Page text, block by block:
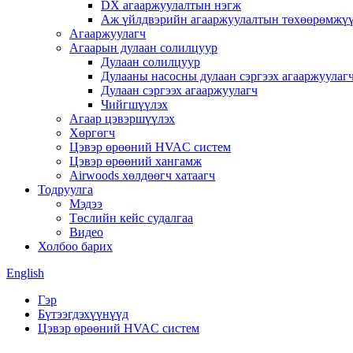
DX агааржуулалтын нэгж
Аж үйлдвэрийн агааржуулалтын
Агааржуулагч
Агаарын дулаан солилцуур
Дулаан солилцуур
Дулааны насосны дулаан сэргээх
Дулаан сэргээх агааржуулагч
Чийгшүүлэх
Агаар цэвэршүүлэх
Хөргөгч
Цэвэр өрөөний HVAC систем
Цэвэр өрөөний хангамж
Airwoods хөлдөөгч хатаагч
Тодруулга
Мэдээ
Төслийн кейс судалгаа
Видео
Холбоо барих
English
Гэр
Бүтээгдэхүүнүүд
Цэвэр өрөөний HVAC систем